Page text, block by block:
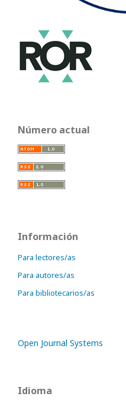
Número actual
Información
Para lectores/as
Para autores/as
Para bibliotecarios/as
Open Journal Systems
Idioma